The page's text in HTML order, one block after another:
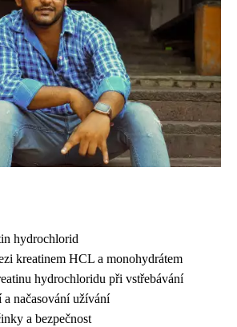
hydrochlorid
kreatinem HCL a monohydrátem
hydrochloridu při vstřebávání
načasování užívání
a bezpečnost